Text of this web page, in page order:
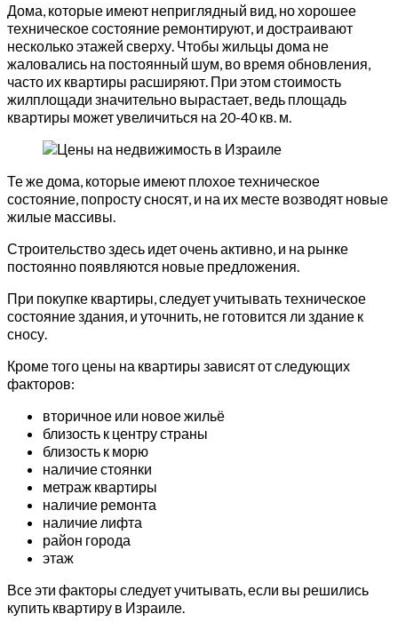
Дома, которые имеют неприглядный вид, но хорошее
техническое состояние ремонтируют, и достраивают
несколько этажей сверху. Чтобы жильцы дома не
жаловались на постоянный шум, во время обновления,
часто их квартиры расширяют. При этом стоимость
жилплощади значительно вырастает, ведь площадь
квартиры может увеличиться на 20-40 кв. м.
Те же дома, которые имеют плохое техническое
состояние, попросту сносят, и на их месте возводят новые
жилые массивы.
Строительство здесь идет очень активно, и на рынке
постоянно появляются новые предложения.
При покупке квартиры, следует учитывать техническое
состояние здания, и уточнить, не готовится ли здание к
сносу.
Кроме того цены на квартиры зависят от следующих
факторов:
вторичное или новое жильё
близость к центру страны
близость к морю
наличие стоянки
метраж квартиры
наличие ремонта
наличие лифта
район города
этаж
Все эти факторы следует учитывать, если вы решились
купить квартиру в Израиле.